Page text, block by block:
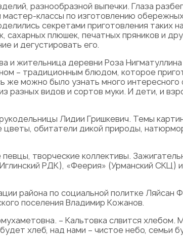
разнообразной выпечки. Глаза
классы по изготовлению
секретами приготовления таких
плюшек, печатных пряников и
и дегустировать его.
и жительница деревни Роза Нигматуллина
– традиционным блюдом, которое
же можно было узнать много интересного
разных видов и сортов муки. И дети, и
Лидии Гришкевич. Темы
обитатели дикой природы,
творческие коллективы.
РДК), «Феерия» (Урманский СКЦ)
района по социальной политке Ляйсан
поселения Владимир Кожанов.
– Кальтовка слвится хлебом.
хлеб, над нами – чистое небо, семьи